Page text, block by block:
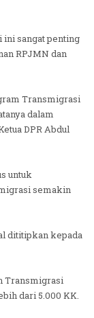
ini sangat penting
RPJMN dan
Transmigrasi
dalam
DPR Abdul
untuk
semakin
dititipkan kepada
Transmigrasi
dari 5.000 KK.